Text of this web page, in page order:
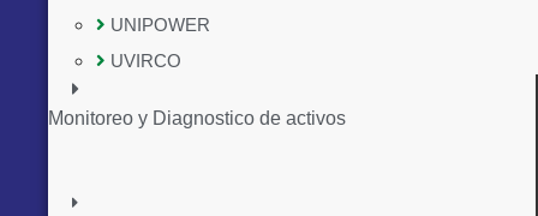
UNIPOWER
UVIRCO
Monitoreo y Diagnostico de activos